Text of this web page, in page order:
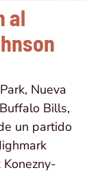
al
Nueva
Bills,
un partido